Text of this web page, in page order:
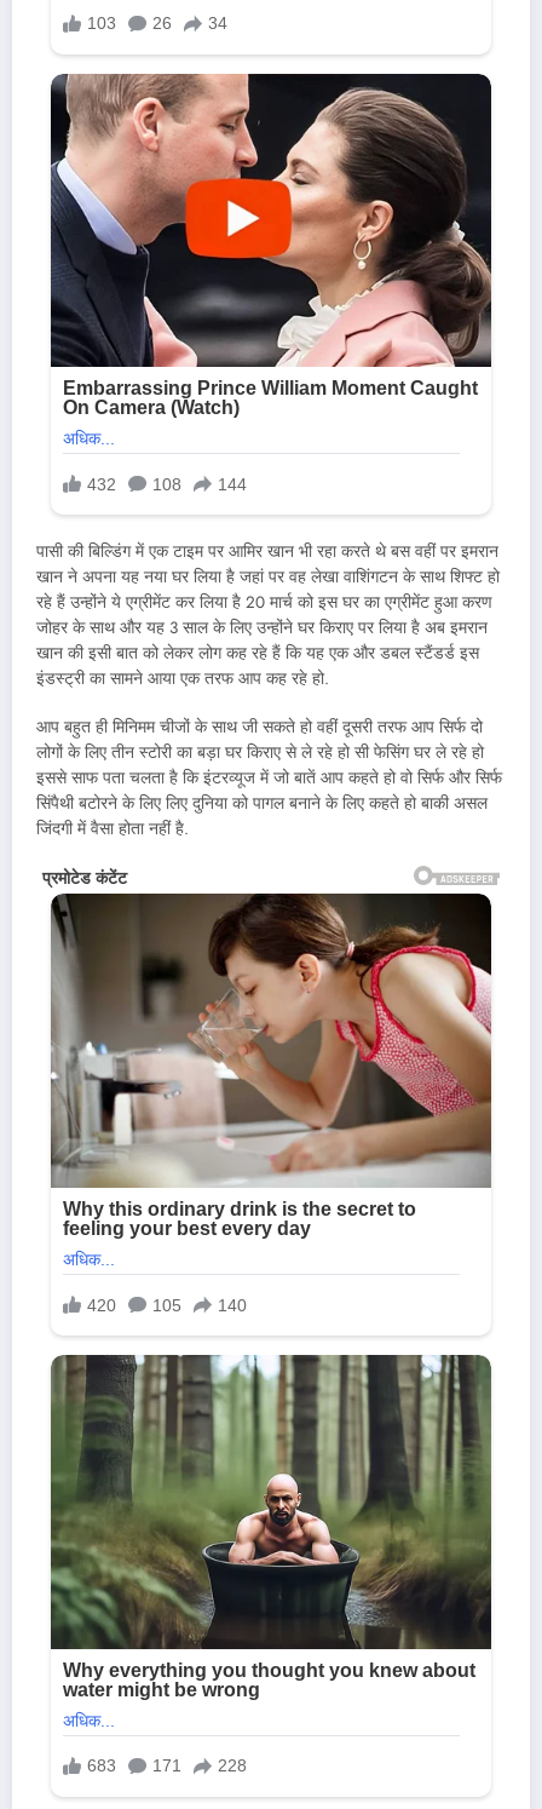
पासी की बिल्डिंग में एक टाइम पर आमिर खान भी रहा करते थे बस वहीं पर इमरान
खान ने अपना यह नया घर लिया है जहां पर वह लेखा वाशिंगटन के साथ शिफ्ट हो
रहे हैं उन्होंने ये एग्रीमेंट कर लिया है 20 मार्च को इस घर का एग्रीमेंट हुआ करण
जोहर के साथ और यह 3 साल के लिए उन्होंने घर किराए पर लिया है अब इमरान
खान की इसी बात को लेकर लोग कह रहे हैं कि यह एक और डबल स्टैंडर्ड इस
इंडस्ट्री का सामने आया एक तरफ आप कह रहे हो.
आप बहुत ही मिनिमम चीजों के साथ जी सकते हो वहीं दूसरी तरफ आप सिर्फ दो
लोगों के लिए तीन स्टोरी का बड़ा घर किराए से ले रहे हो सी फेसिंग घर ले रहे हो
इससे साफ पता चलता है कि इंटरव्यूज में जो बातें आप कहते हो वो सिर्फ और सिर्फ
सिंपैथी बटोरने के लिए लिए दुनिया को पागल बनाने के लिए कहते हो बाकी असल
जिंदगी में वैसा होता नहीं है.